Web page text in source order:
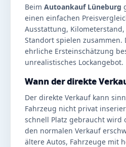
Beim Autoankauf Lüneburg
einen einfachen
Ausstattung,
Standort spielen zusammen.
ehrliche Ersteinschätzung
unrealistisches Lockangebot.
Wann der direkte
Der direkte Verkauf kann
Fahrzeug nicht privat
schnell Platz gebraucht wird
den normalen Verkauf
ältere Autos, Fahrzeuge mit